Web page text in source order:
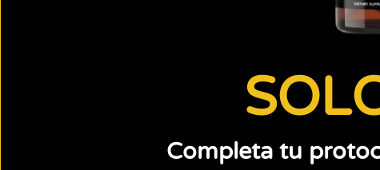
Completa tu